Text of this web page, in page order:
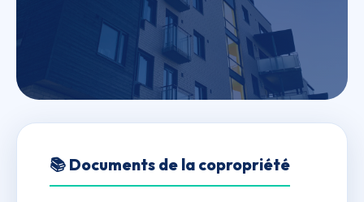
3 rue Jean-Baptiste
Lallemand
📚 Documents de la copropriété